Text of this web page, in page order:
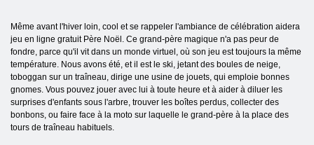
Même avant l'hiver loin, cool et se rappeler l'ambiance de célébration aidera
jeu en ligne gratuit Père Noël. Ce grand-père magique n'a pas peur de
fondre, parce qu'il vit dans un monde virtuel, où son jeu est toujours la même
température. Nous avons été, et il est le ski, jetant des boules de neige,
toboggan sur un traîneau, dirige une usine de jouets, qui emploie bonnes
gnomes. Vous pouvez jouer avec lui à toute heure et à aider à diluer les
surprises d'enfants sous l'arbre, trouver les boîtes perdus, collecter des
bonbons, ou faire face à la moto sur laquelle le grand-père à la place des
tours de traîneau habituels.